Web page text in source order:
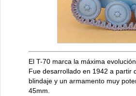
El T-70 marca la máxima
Fue desarrollado en 1942 a partir
blindaje y un armamento muy
45mm.